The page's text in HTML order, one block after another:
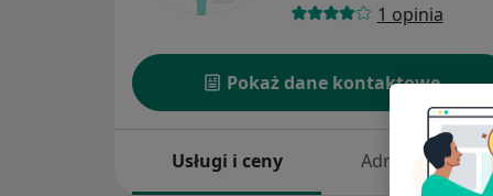
1 opinia
Pokaż dane kontaktowe
Usługi i ceny Adresy